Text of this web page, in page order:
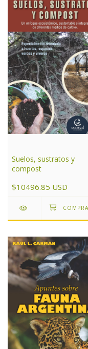
Suelos, sustratos y
compost
$10496.85 USD